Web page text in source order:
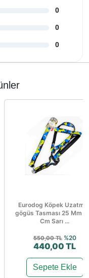
0
0
0
Eurodog Köpek
gögüs Tasması 25 Mm
Cm Sarı ...
550,00 TL %20
440,00 TL
Sepete Ekle